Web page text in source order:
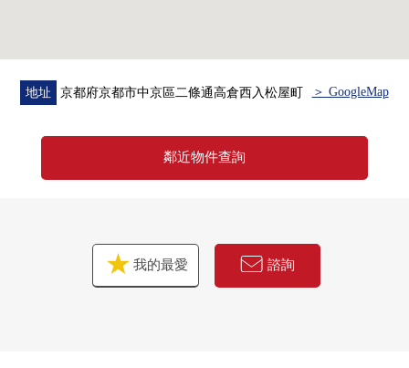
地址 京都府京都市中京區二條通高倉西入松屋町 ＞ GoogleMap
鄰近物件查詢
我的最愛 諮詢